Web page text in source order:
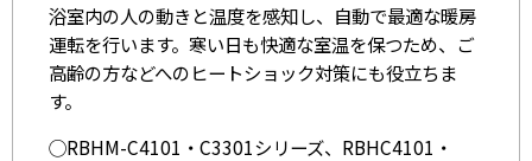
浴室内の人の動きと温度を感知し、自動で最適な暖房
運転を行います。寒い日も快適な室温を保つため、ご
高齢の方などへのヒートショック対策にも役立ちま
す。
◯RBHM-C4101・C3301シリーズ、RBHC4101・